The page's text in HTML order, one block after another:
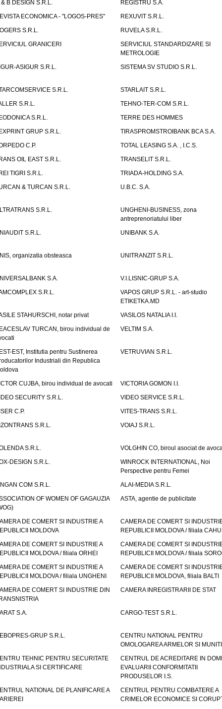
B DESIGN S.R.L.
REGISTRU S.A.
ECONOMICA - "LOGOS-PRES"
REXUVIT S.R.L.
S.R.L.
RUVELA S.R.L.
GRANICERI
SERVICIUL STANDARDIZARE SI
METROLOGIE
ASIGUR S.R.L.
SISTEMA SV STUDIO S.R.L.
S.R.L.
STARLAIT S.R.L.
S.R.L.
TEHNO-TER-COM S.R.L.
S.R.L.
TERRE DES HOMMES
GRUP S.R.L.
TIRASPROMSTROIBANK BCA S.A.
C.P.
TOTAL LEASING S.A. , I.C.S.
OIL EAST S.R.L.
TRANSELIT S.R.L.
TIGRI S.R.L.
TRIADA-HOLDING S.A.
& TURCAN S.R.L.
U.B.C. S.A.
S.R.L.
UNGHENI-BUSINESS, zona
antreprenoriatului liber
S.R.L.
UNIBANK S.A.
organizatia obsteasca UNITRANZIT S.R.L.
S.A.
V.I.LISNIC-GRUP S.A.
S.R.L.
VAPOS GRUP S.R.L. - art-studio
ETIKETKA.MD
STAHURSCHI, notar privat
VASILOS NATALIA I.I.
TURCAN, birou individual de
VELTIM S.A.
EST, Institutia pentru Sustinerea
Industriali din Republica
VETRUVIAN S.R.L.
CUJBA, birou individual de avocati
VICTORIA GOMON I.I.
SECURITY S.R.L.
VIDEO SERVICE S.R.L.
C.P.
VITES-TRANS S.R.L.
S.R.L.
VOIAJ S.R.L.
S.R.L.
VOLGHIN CO, biroul asociat de
DESIGN S.R.L.
WINROCK INTERNATIONAL, Noi
Perspective pentru Femei
COM S.R.L.
ALAI-MEDIA S.R.L.
OF WOMEN OF GAGAUZIA
ASTA, agentie de publicitate
DE COMERT SI INDUSTRIE A
MOLDOVA
CAMERA DE COMERT SI
REPUBLICII MOLDOVA / filiala
DE COMERT SI INDUSTRIE A
MOLDOVA / filiala ORHEI
CAMERA DE COMERT SI
REPUBLICII MOLDOVA / filiala
DE COMERT SI INDUSTRIE A
MOLDOVA / filiala UNGHENI
CAMERA DE COMERT SI
REPUBLICII MOLDOVA, filiala BALTI
DE COMERT SI INDUSTRIE DIN
CAMERA INREGISTRARII DE STAT
S.A. CARGO-TEST S.R.L.
GRUP S.R.L.
CENTRU NATIONAL PENTRU
OMOLOGAREA ARMELOR SI
TEHNIC PENTRU SECURITATE
SI CERTIFICARE
CENTRUL DE ACREDITARE IN
EVALUARII CONFORMITATII
PRODUSELOR I.S.
NATIONAL DE PLANIFICARE A
CENTRUL PENTRU COMBATERE A
CRIMELOR ECONOMICE SI